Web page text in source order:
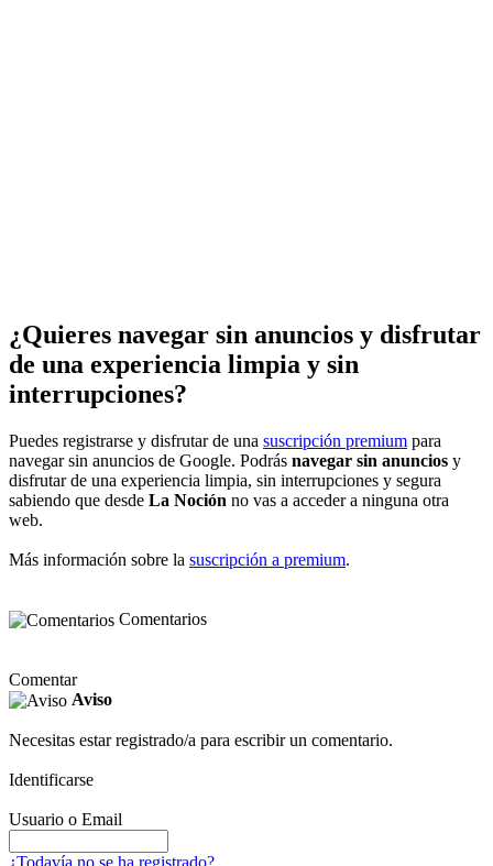
¿Quieres navegar sin anuncios y disfrutar
de una experiencia limpia y sin
interrupciones?
Puedes registrarse y disfrutar de una suscripción premium para
navegar sin anuncios de Google. Podrás navegar sin anuncios y
disfrutar de una experiencia limpia, sin interrupciones y segura
sabiendo que desde La Noción no vas a acceder a ninguna otra
web.
Más información sobre la suscripción a premium.
Comentarios
Comentar
Aviso
Necesitas estar registrado/a para escribir un comentario.
Identificarse
Usuario o Email